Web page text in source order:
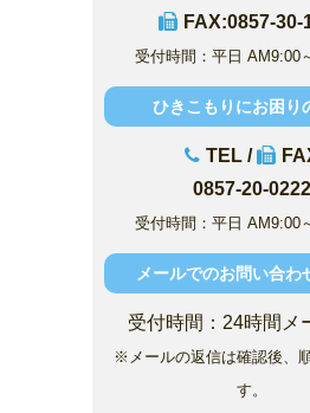
FAX:0857-30-
受付時間：平日 AM9:00
ひきこもりにお困り
TEL /
0857-20-0222
受付時間：平日 AM9:00
メールでのお問い合わ
受付時間：24時間メ
※メールの返信は確認後、
す。